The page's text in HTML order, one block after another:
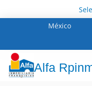
México
Alfa